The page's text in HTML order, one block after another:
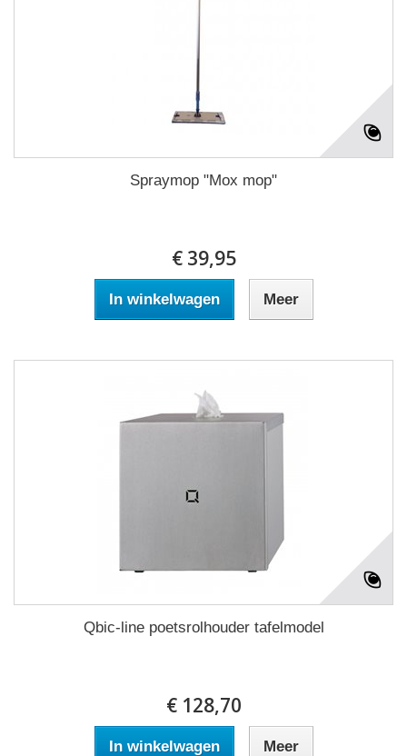
Spraymop "Mox mop"
€ 39,95
In winkelwagen Meer
Qbic-line poetsrolhouder tafelmodel
€ 128,70
In winkelwagen Meer